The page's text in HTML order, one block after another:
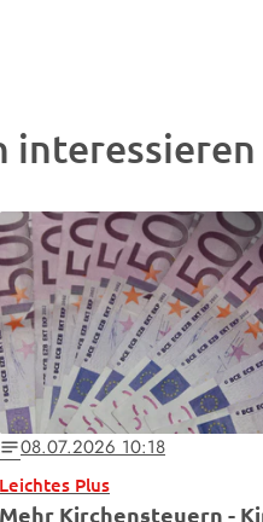
interessieren
notes08.07.2026 10:18
Leichtes Plus
Mehr Kirchensteuern -